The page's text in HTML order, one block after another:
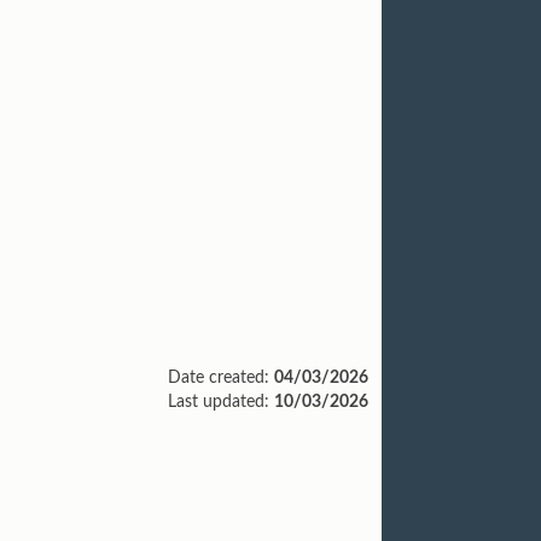
Date created: 04/03/2026
Last updated: 10/03/2026